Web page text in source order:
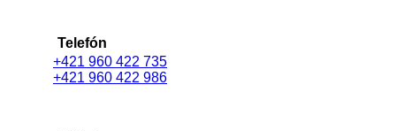
Telefón
+421 960 422 735
+421 960 422 986